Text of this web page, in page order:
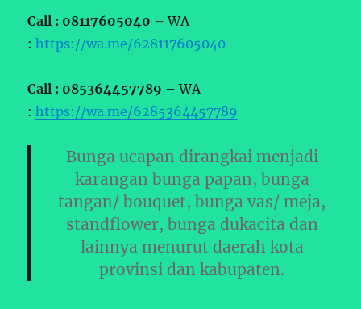
Call : 08117605040 –WA
:https://wa.me/628117605040
Call : 085364457789 –WA
:https://wa.me/6285364457789
Bunga ucapan dirangkai menjadi
karangan bunga papan, bunga
tangan/ bouquet, bunga vas/ meja,
standflower, bunga dukacita dan
lainnya menurut daerah kota
provinsi dan kabupaten.